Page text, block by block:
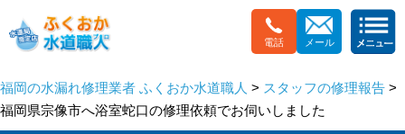
電話 メール
福岡の水漏れ修理業者 ふくおか水道職人 > スタッフの修理報告 >
福岡県宗像市へ浴室蛇口の修理依頼でお伺いしました